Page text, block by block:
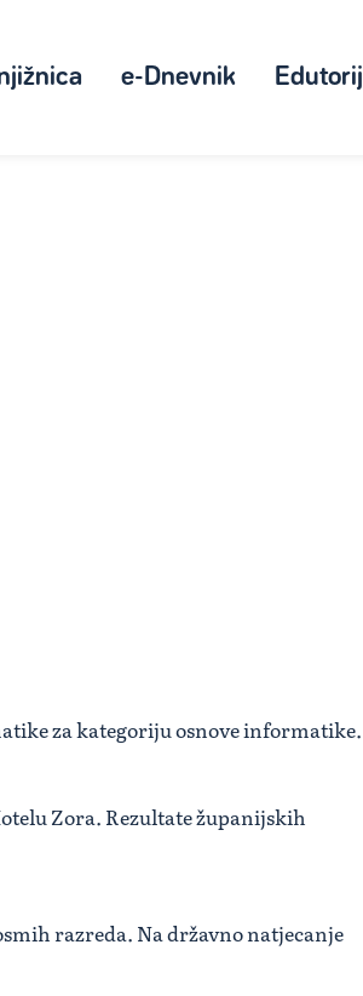
e-Dnevnik Edutorij
za kategoriju osnove informatike.
Zora. Rezultate županijskih
razreda. Na državno natjecanje